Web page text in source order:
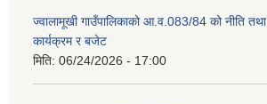
ज्वालामूखी गाउँपालिकाको आ.व.083/84 को नीति तथा
कार्यक्रम र बजेट
मिति: 06/24/2026 - 17:00